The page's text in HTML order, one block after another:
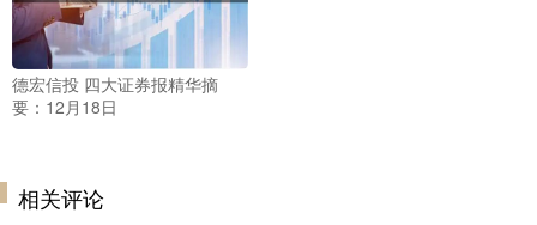
德宏信投 四大证券报精华摘
要：12月18日
相关评论